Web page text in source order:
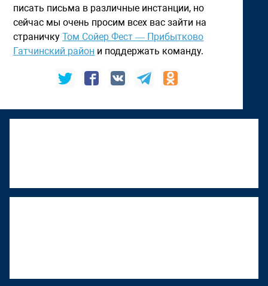
писать письма в различные инстанции, но
сейчас мы очень просим всех вас зайти на
страничкуТом Сойер Фест — Прибытково
Гатчинский район и поддержать команду.